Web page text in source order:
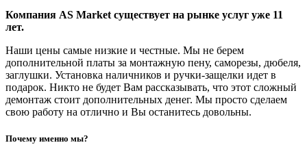
Компания AS Market существует на рынке услуг уже 11
лет.
Наши цены самые низкие и честные. Мы не берем
дополнительной платы за монтажную пену, саморезы, дюбеля,
заглушки. Установка наличников и ручки-защелки идет в
подарок. Никто не будет Вам рассказывать, что этот сложный
демонтаж стоит дополнительных денег. Мы просто сделаем
свою работу на отлично и Вы останитесь довольны.
Почему именно мы?